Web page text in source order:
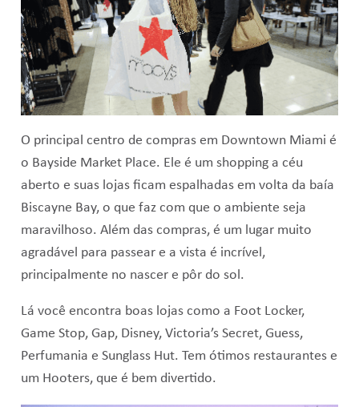
O principal centro de compras em Downtown Miami é
o Bayside Market Place. Ele é um shopping a céu
aberto e suas lojas ficam espalhadas em volta da baía
Biscayne Bay, o que faz com que o ambiente seja
maravilhoso. Além das compras, é um lugar muito
agradável para passear e a vista é incrível,
principalmente no nascer e pôr do sol.
Lá você encontra boas lojas como a Foot Locker,
Game Stop, Gap, Disney, Victoria’s Secret, Guess,
Perfumania e Sunglass Hut. Tem ótimos restaurantes e
um Hooters, que é bem divertido.